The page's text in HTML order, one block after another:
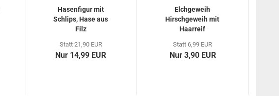
Hasenfigur mit
Schlips, Hase aus
Filz
Statt 21,90 EUR
Nur 14,99 EUR
Elchgeweih
Hirschgeweih mit
Haarreif
Statt 6,99 EUR
Nur 3,90 EUR